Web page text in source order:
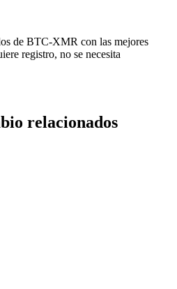
de BTC-XMR con las mejores
registro, no se necesita
relacionados